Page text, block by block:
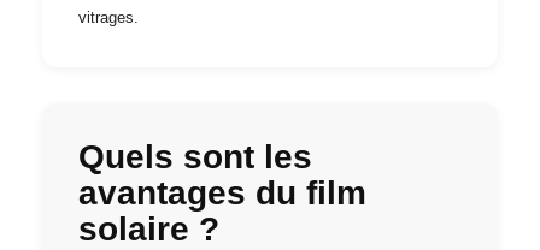
vitrages.
Quels sont les
avantages du film
solaire ?